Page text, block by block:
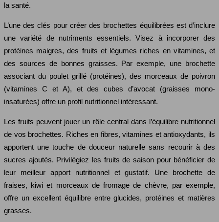
la santé.
L’une des clés pour créer des brochettes équilibrées est d’inclure
une variété de nutriments essentiels. Visez à incorporer des
protéines maigres, des fruits et légumes riches en vitamines, et
des sources de bonnes graisses. Par exemple, une brochette
associant du poulet grillé (protéines), des morceaux de poivron
(vitamines C et A), et des cubes d’avocat (graisses mono-
insaturées) offre un profil nutritionnel intéressant.
Les fruits peuvent jouer un rôle central dans l’équilibre nutritionnel
de vos brochettes. Riches en fibres, vitamines et antioxydants, ils
apportent une touche de douceur naturelle sans recourir à des
sucres ajoutés. Privilégiez les fruits de saison pour bénéficier de
leur meilleur apport nutritionnel et gustatif. Une brochette de
fraises, kiwi et morceaux de fromage de chèvre, par exemple,
offre un excellent équilibre entre glucides, protéines et matières
grasses.